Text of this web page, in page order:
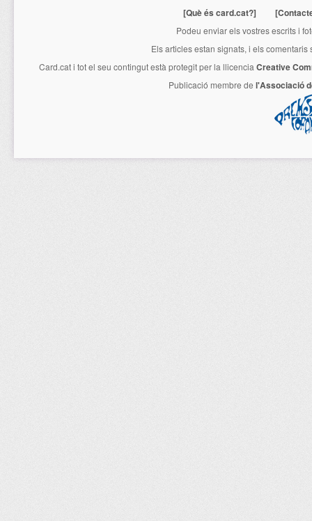
[Què és card.cat?]
Podeu enviar els vostres escrits i
Els articles estan signats, i els
Card.cati tot el seu contingut està protegit per la llicencia Creative
Publicació membre de l'Associació